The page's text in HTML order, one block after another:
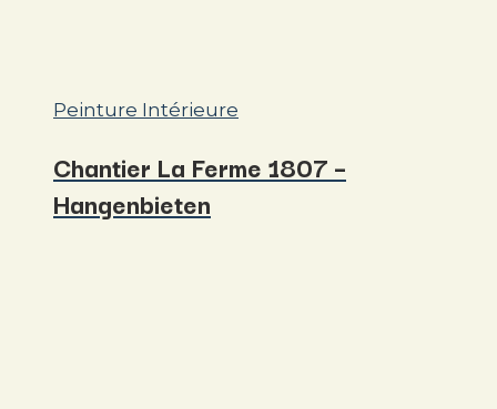
Peinture Intérieure
Chantier La Ferme 1807 –
Hangenbieten